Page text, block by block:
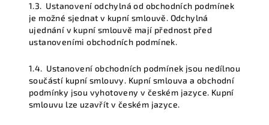
1.3. Ustanovení odchylná od obchodních podmínek
je možné sjednat v kupní smlouvě. Odchylná
ujednání v kupní smlouvě mají přednost před
ustanoveními obchodních podmínek.
1.4. Ustanovení obchodních podmínek jsou nedílnou
součástí kupní smlouvy. Kupní smlouva a obchodní
podmínky jsou vyhotoveny v českém jazyce. Kupní
smlouvu lze uzavřít v českém jazyce.